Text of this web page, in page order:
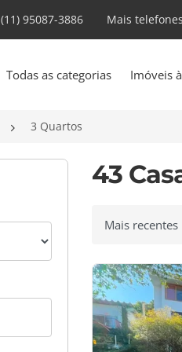
(11) 95087-3886 Mais telefones
Todas as categorias Imóveis
3 Quartos
43
Ordenar por